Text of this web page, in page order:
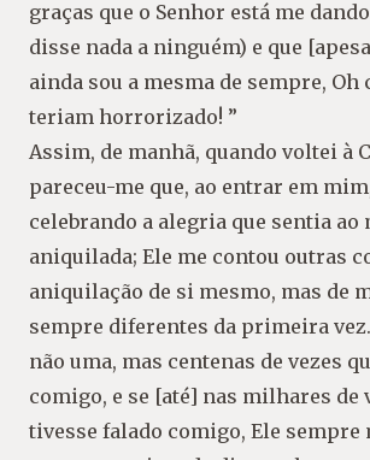
graças que o Senhor está me
disse nada a ninguém) e que
ainda sou a mesma de sempre, Oh
teriam horrorizado! ”
Assim, de manhã, quando voltei à
pareceu-me que, ao entrar em
celebrando a alegria que sentia ao
aniquilada; Ele me contou outras
aniquilação de si mesmo, mas de
sempre diferentes da primeira
não uma, mas centenas de vezes
comigo, e se [até] nas milhares de
tivesse falado comigo, Ele sempre